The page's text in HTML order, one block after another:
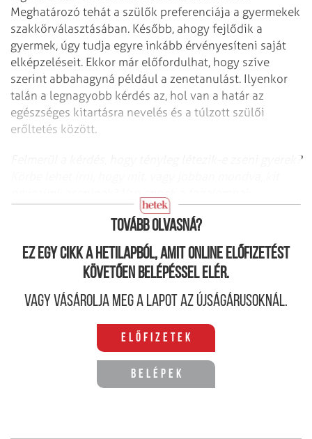
Meghatározó tehát a szülők preferenciája a gyermekek
szakkörválasztásában. Később, ahogy fejlődik a
gyermek, úgy tudja egyre inkább érvényesíteni saját
elképzeléseit. Ekkor már előfordulhat, hogy szíve
szerint abbahagyná például a zenetanulást. Ilyenkor
talán a legnagyobb kérdés az, hol van a határ az
egészséges kitartásra nevelés és a túlzott szülői
erőltetés között.
Tovább olvasná?
Ez egy cikk a hetilapból, amit online előfizetést
követően belépéssel elér.
Vagy vásárolja meg a lapot az újságárusoknál.
Előfizetek
Belépek